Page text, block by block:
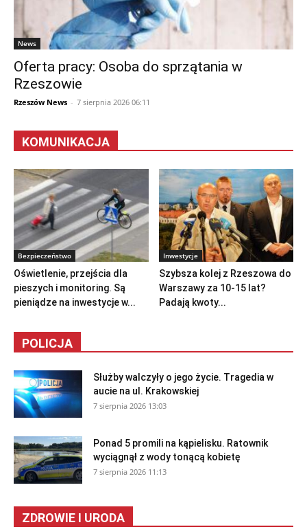
News
Oferta pracy: Osoba do sprzątania w
Rzeszowie
Rzeszów News - 7 sierpnia 2026 06:11
KOMUNIKACJA
Bezpieczeństwo
Oświetlenie, przejścia dla
pieszych i monitoring. Są
pieniądze na inwestycje w...
Inwestycje
Szybsza kolej z Rzeszowa do
Warszawy za 10-15 lat?
Padają kwoty...
POLICJA
Służby walczyły o jego życie. Tragedia w
aucie na ul. Krakowskiej
7 sierpnia 2026 13:03
Ponad 5 promili na kąpielisku. Ratownik
wyciągnął z wody tonącą kobietę
7 sierpnia 2026 11:13
ZDROWIE I URODA